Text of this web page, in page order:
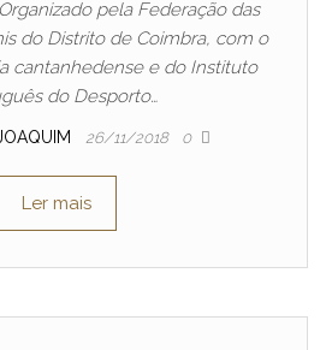
pela Federação das
do Distrito de Coimbra, com o
cantanhedense e do Instituto
do Desporto…
26/11/2018 0
Ler mais